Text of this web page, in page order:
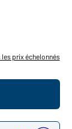
prix échelonnés